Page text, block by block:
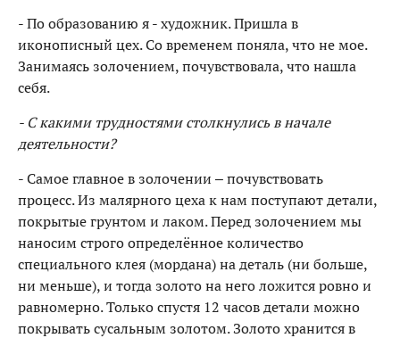
- По образованию я - художник. Пришла в
иконописный цех. Со временем поняла, что не мое.
Занимаясь золочением, почувствовала, что нашла
себя.
- С какими трудностями столкнулись в начале
деятельности?
- Самое главное в золочении – почувствовать
процесс. Из малярного цеха к нам поступают детали,
покрытые грунтом и лаком. Перед золочением мы
наносим строго определённое количество
специального клея (мордана) на деталь (ни больше,
ни меньше), и тогда золото на него ложится ровно и
равномерно. Только спустя 12 часов детали можно
покрывать сусальным золотом. Золото хранится в